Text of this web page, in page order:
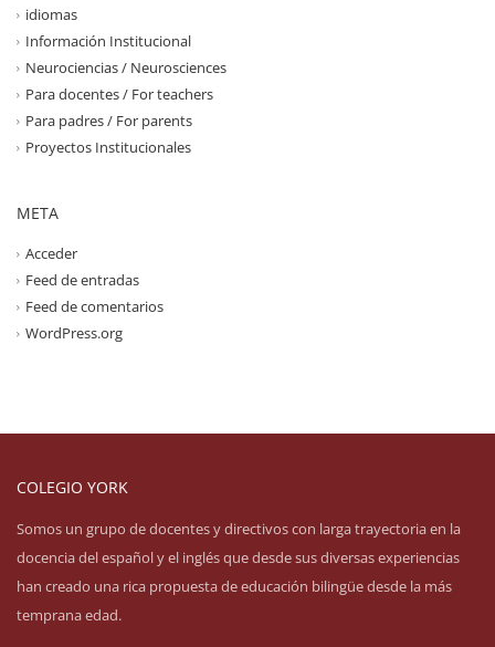
idiomas
Información Institucional
Neurociencias / Neurosciences
Para docentes / For teachers
Para padres / For parents
Proyectos Institucionales
META
Acceder
Feed de entradas
Feed de comentarios
WordPress.org
COLEGIO YORK
Somos un grupo de docentes y directivos con larga trayectoria en la
docencia del español y el inglés que desde sus diversas experiencias
han creado una rica propuesta de educación bilingüe desde la más
temprana edad.